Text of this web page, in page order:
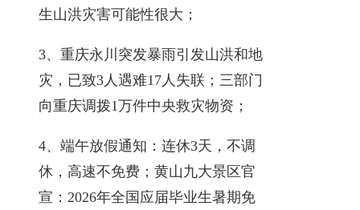
生山洪灾害可能性很大；
3、重庆永川突发暴雨引发山洪和地
灾，已致3人遇难17人失联；三部门
向重庆调拨1万件中央救灾物资；
4、端午放假通知：连休3天，不调
休，高速不免费；黄山九大景区官
宣：2026年全国应届毕业生暑期免